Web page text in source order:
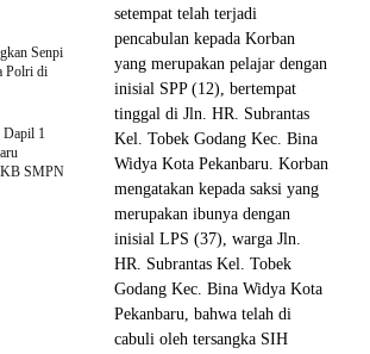
setempat telah terjadi
pencabulan kepada Korban
yang merupakan pelajar dengan
inisial SPP (12), bertempat
tinggal di Jln. HR. Subrantas
Kel. Tobek Godang Kec. Bina
Widya Kota Pekanbaru. Korban
mengatakan kepada saksi yang
merupakan ibunya dengan
inisial LPS (37), warga Jln.
HR. Subrantas Kel. Tobek
Godang Kec. Bina Widya Kota
Pekanbaru, bahwa telah di
cabuli oleh tersangka SIH
Senpi
Polri di
Dapil 1
SMPN